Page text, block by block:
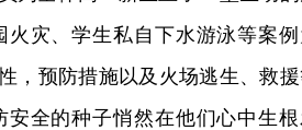
灾、学生私自下水游泳等案
，预防措施以及火场逃生、救
全的种子悄然在他们心中生